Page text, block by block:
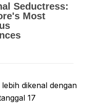
dikenal dengan
17